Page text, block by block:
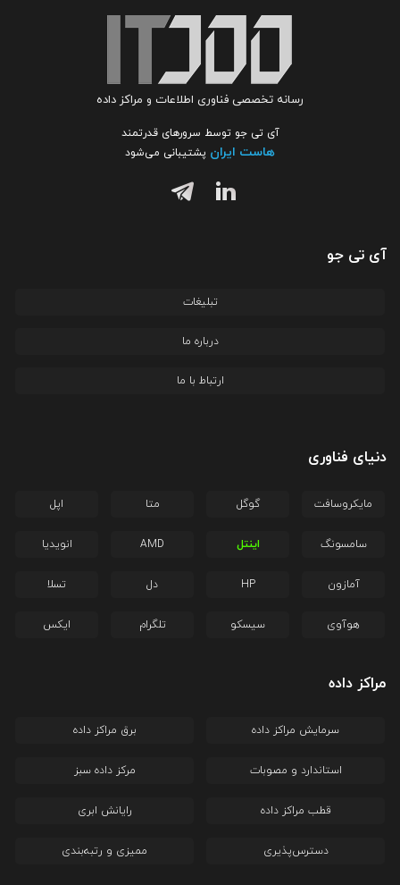
رسانه تخصصی فناوری اطلاعات و مراکز داده
آی تی جو توسط سرورهای قدرتمند
هاست ایران پشتیبانی می‌شود
آی تی جو
تبلیغات
درباره ما
ارتباط با ما
دنیای فناوری
مایکروسافت گوگل متا اپل
سامسونگ اینتل AMD انویدیا
آمازون HP دل تسلا
هوآوی سیسکو تلگرام ایکس
مراکز داده
سرمایش مراکز داده برق مراکز داده
استاندارد و مصوبات مرکز داده سبز
قطب مراکز داده رایانش ابری
دسترس‌پذیری ممیزی و رتبه‌بندی